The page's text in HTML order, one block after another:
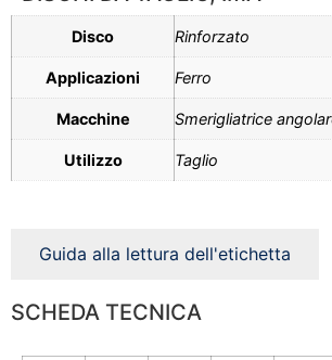
Disco Rinforzato
Applicazioni Ferro
Macchine Smerigliatrice
Utilizzo Taglio
Guida alla lettura dell'etichetta
SCHEDA TECNICA